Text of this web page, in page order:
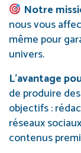
Notre
nous vous
même pour
univers.
L’avantage
de produire
objectifs :
réseaux
contenus